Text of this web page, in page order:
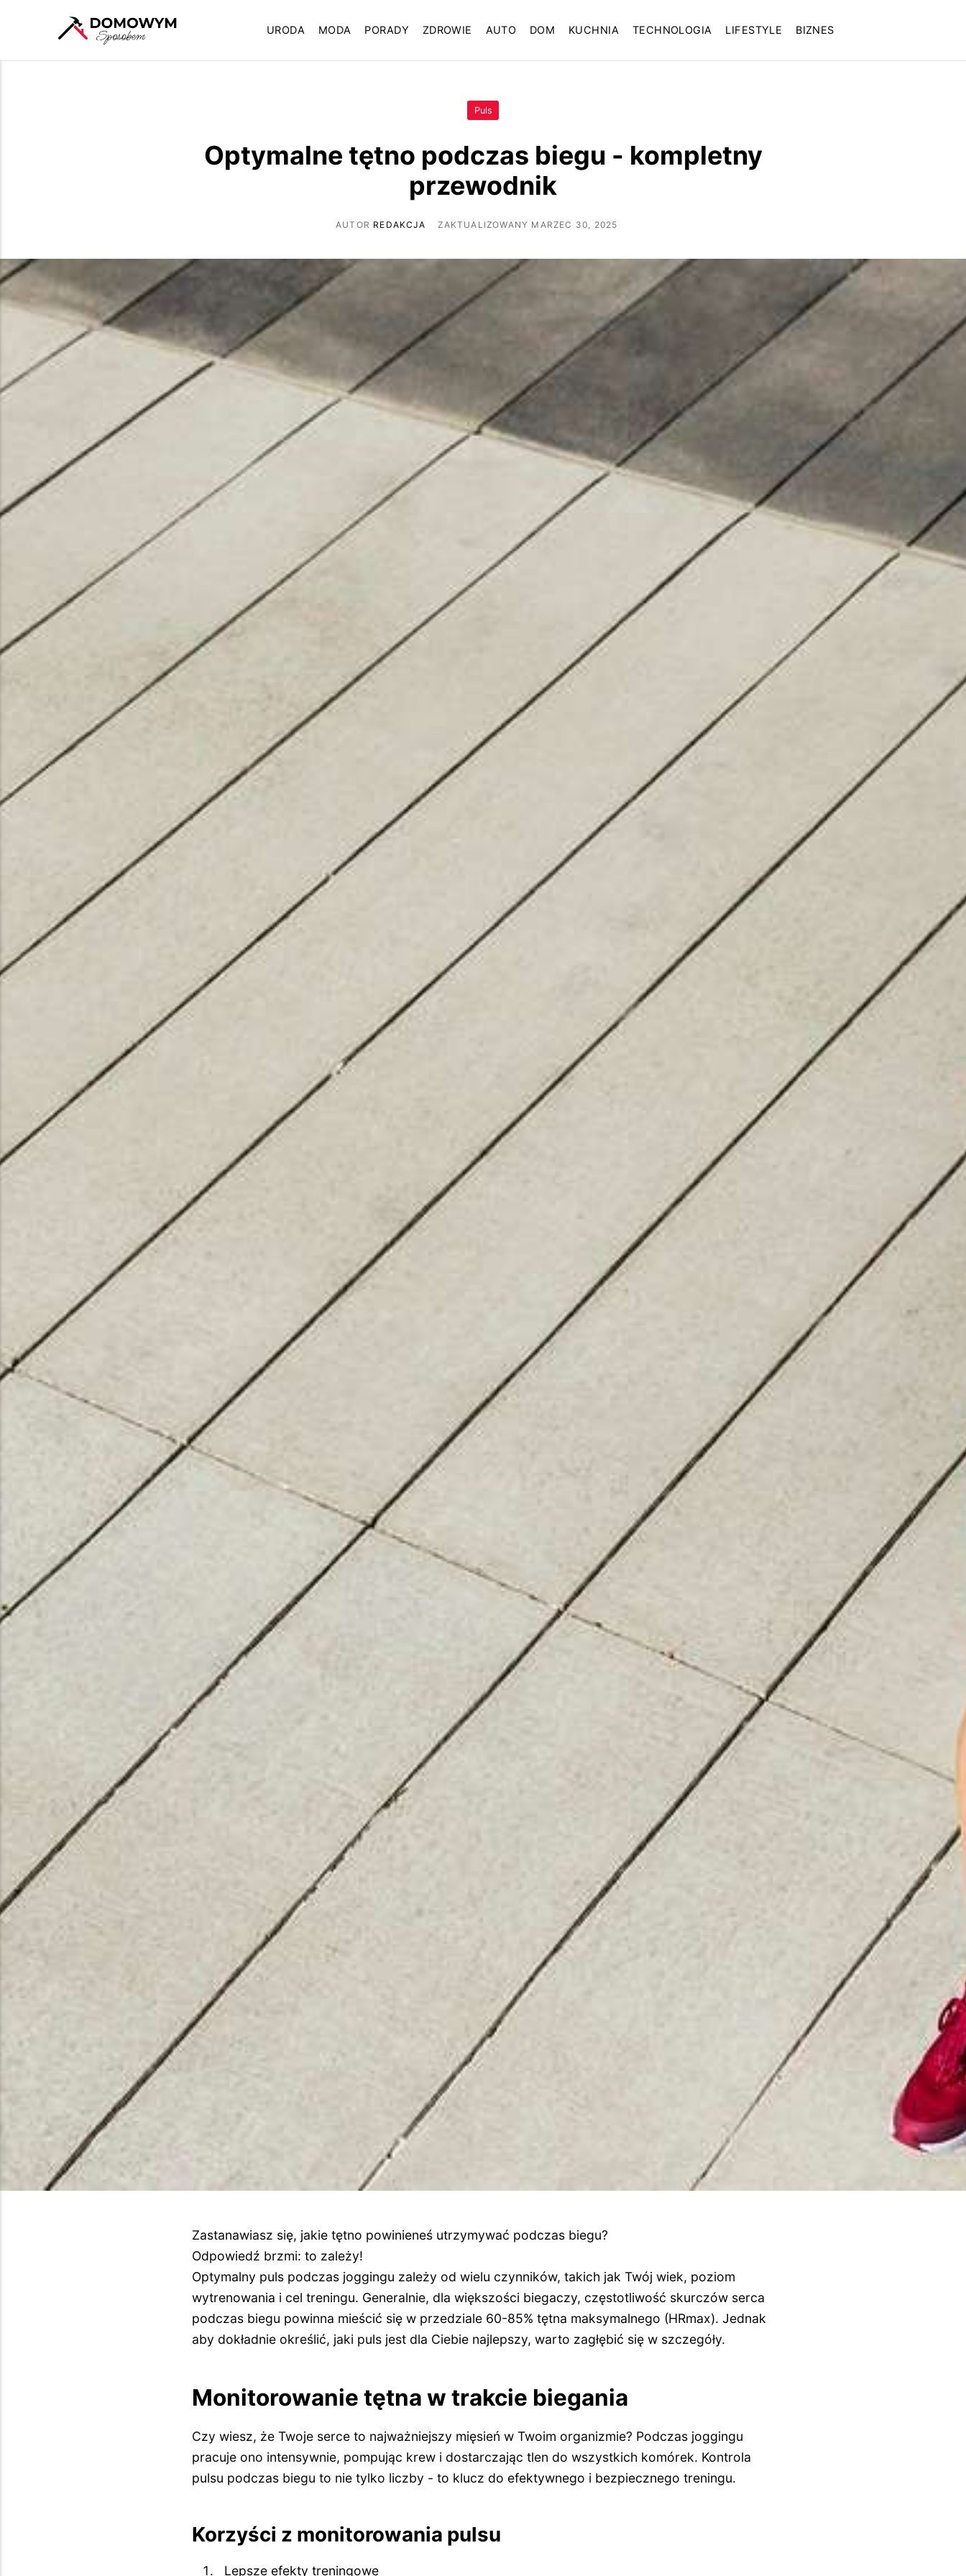
URODA MODA PORADY ZDROWIE AUTO DOM KUCHNIA TECHNOLOGIA LIFESTYLE BIZNES
Puls
Optymalne tętno podczas biegu - kompletny
przewodnik
AUTOR REDAKCJA ZAKTUALIZOWANY MARZEC 30, 2025
Zastanawiasz się, jakie tętno powinieneś utrzymywać podczas biegu?
Odpowiedź brzmi: to zależy!
Optymalny puls podczas joggingu zależy od wielu czynników, takich jak Twój wiek, poziom
wytrenowania i cel treningu. Generalnie, dla większości biegaczy, częstotliwość skurczów serca
podczas biegu powinna mieścić się w przedziale 60-85% tętna maksymalnego (HRmax). Jednak
aby dokładnie określić, jaki puls jest dla Ciebie najlepszy, warto zagłębić się w szczegóły.
Monitorowanie tętna w trakcie biegania
Czy wiesz, że Twoje serce to najważniejszy mięsień w Twoim organizmie? Podczas joggingu
pracuje ono intensywnie, pompując krew i dostarczając tlen do wszystkich komórek. Kontrola
pulsu podczas biegu to nie tylko liczby - to klucz do efektywnego i bezpiecznego treningu.
Korzyści z monitorowania pulsu
Lepsze efekty treningowe